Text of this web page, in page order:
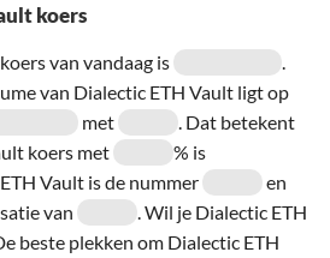
koers
van vandaag is
.
van Dialectic ETH Vault ligt op
met
. Dat betekent
koers met
% is
Vault is de nummer
en
van
. Wil je Dialectic ETH
beste plekken om Dialectic ETH